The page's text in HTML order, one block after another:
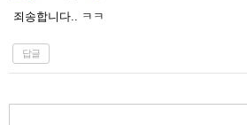
죄송합니다.. ㅋㅋ
답글